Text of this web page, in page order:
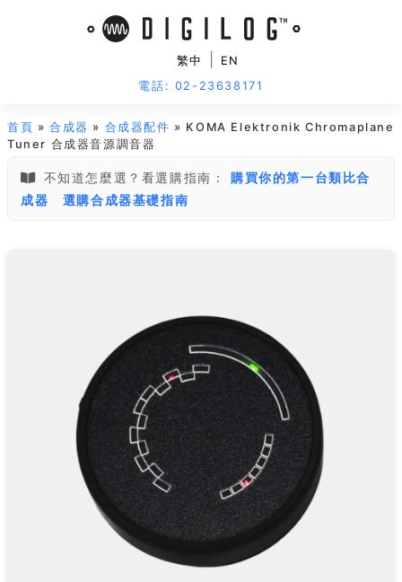
繁中
EN
電話: 02-23638171
首頁 »合成器 » 合成器配件 » KOMA Elektronik Chromaplane
Tuner 合成器音源調音器
不知道怎麼選？看選購指南：
購買你的第一台類比合
成器
選購合成器基礎指南